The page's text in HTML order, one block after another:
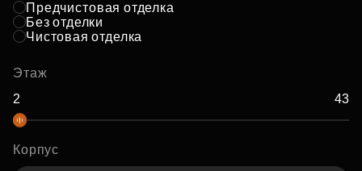
Предчистовая отделка
Без отделки
Чистовая отделка
Этаж
Корпус